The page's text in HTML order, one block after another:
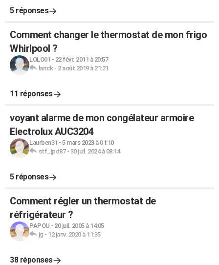
5 réponses
Comment changer le thermostat de mon frigo
Whirlpool ?
LOLO01 - 22 févr. 2011 à 20:57
larick- 2 août 2019 à 21:21
11 réponses
voyant alarme de mon congélateur armoire
Electrolux AUC3204
Laurben31 - 5 mars 2023 à 01:10
stf_jpd87- 30 juil. 2024 à 08:14
5 réponses
Comment régler un thermostat de
réfrigérateur ?
PAPOU - 20 juil. 2005 à 14:05
jg - 12 janv. 2020 à 11:35
38 réponses